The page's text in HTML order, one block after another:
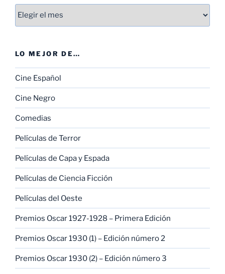
Entradas
LO MEJOR DE…
Cine Español
Cine Negro
Comedias
Películas de Terror
Películas de Capa y Espada
Películas de Ciencia Ficción
Películas del Oeste
Premios Oscar 1927-1928 – Primera Edición
Premios Oscar 1930 (1) – Edición número 2
Premios Oscar 1930 (2) – Edición número 3